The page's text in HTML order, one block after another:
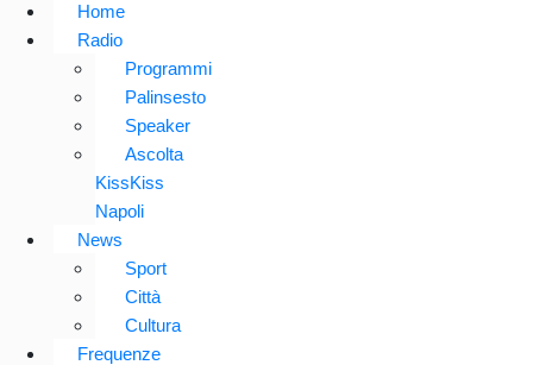
Home
Radio
Programmi
Palinsesto
Speaker
Ascolta
KissKiss
Napoli
News
Sport
Città
Cultura
Frequenze